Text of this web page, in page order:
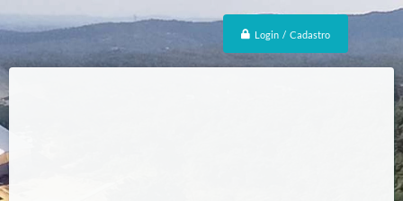
Login / Cadastro